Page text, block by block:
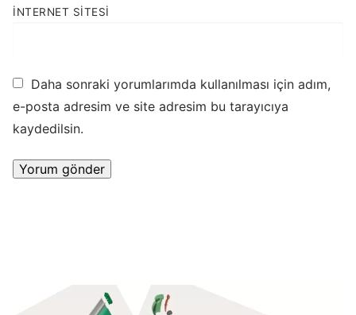
İNTERNET SITESI
Daha sonraki yorumlarımda kullanılması için adım,
e-posta adresim ve site adresim bu tarayıcıya
kaydedilsin.